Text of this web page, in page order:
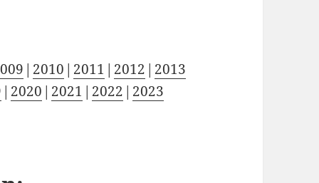
2010 2011 2012 2013
2020 2021 2022 2023